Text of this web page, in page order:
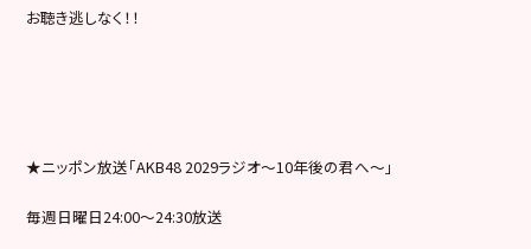
お聴き逃しなく！！
★ニッポン放送「AKB48 2029ラジオ～10年後の君へ～」
毎週日曜日24:00〜24:30放送